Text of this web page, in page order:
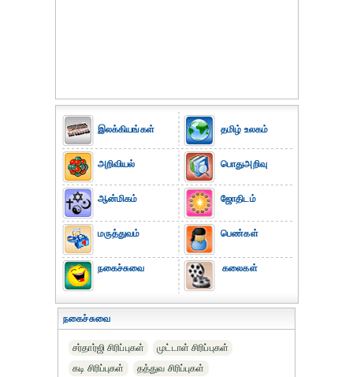
இலக்கியங்கள்
அறிவியல்
ஆன்மிகம்
மருத்துவம்
நகைச்சுவை
தமிழ் உலகம்
பொதுஅறிவு
ஜோதிடம்
பெண்கள்
கலைகள்
நகைச்சுவை
சர்தார்ஜி சிரிப்புகள்
முட்டாள் சிரிப்புகள்
கடி சிரிப்புகள்
தத்துவ சிரிப்புகள்